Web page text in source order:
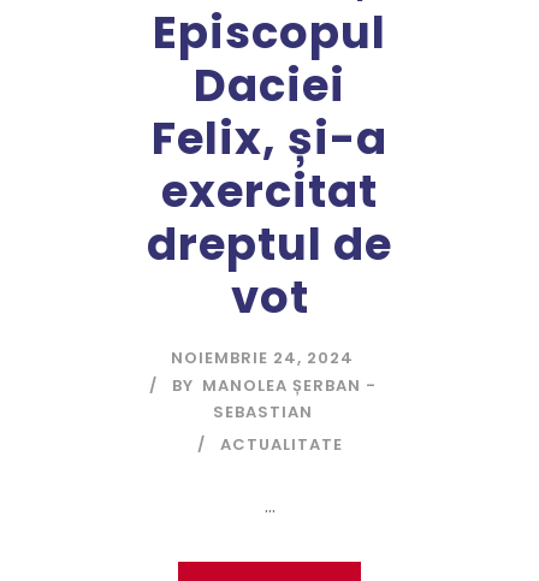
Episcopul
Daciei
Felix, și-a
exercitat
dreptul de
vot
NOIEMBRIE 24, 2024
BY MANOLEA ȘERBAN -
SEBASTIAN
ACTUALITATE
...